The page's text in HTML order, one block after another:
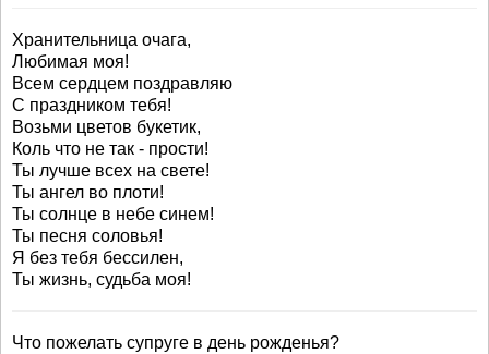
Хранительница очага,
Любимая моя!
Всем сердцем поздравляю
С праздником тебя!
Возьми цветов букетик,
Коль что не так - прости!
Ты лучше всех на свете!
Ты ангел во плоти!
Ты солнце в небе синем!
Ты песня соловья!
Я без тебя бессилен,
Ты жизнь, судьба моя!
Что пожелать супруге в день рожденья?